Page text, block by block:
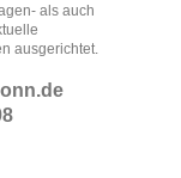
als auch
ausgerichtet.